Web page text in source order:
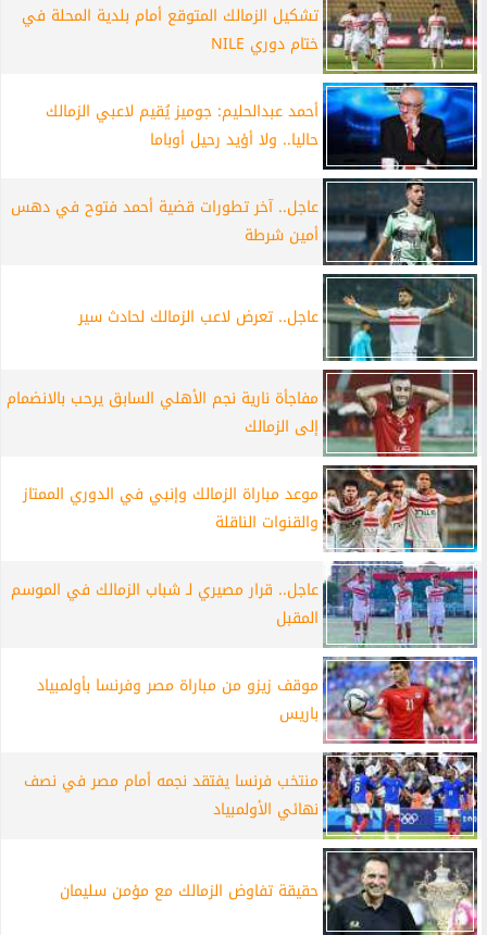
تشكيل الزمالك المتوقع أمام بلدية المحلة في
ختام دوري NILE
أحمد عبدالحليم: جوميز يُقيم لاعبي الزمالك
حاليا.. ولا أؤيد رحيل أوباما
عاجل.. آخر تطورات قضية أحمد فتوح في دهس
أمين شرطة
عاجل.. تعرض لاعب الزمالك لحادث سير
مفاجأة نارية نجم الأهلي السابق يرحب بالانضمام
إلى الزمالك
موعد مباراة الزمالك وإنبي في الدوري الممتاز
والقنوات الناقلة
عاجل.. قرار مصيري لـ شباب الزمالك في الموسم
المقبل
موقف زيزو من مباراة مصر وفرنسا بأولمبياد
باريس
منتخب فرنسا يفتقد نجمه أمام مصر في نصف
نهائي الأولمبياد
حقيقة تفاوض الزمالك مع مؤمن سليمان